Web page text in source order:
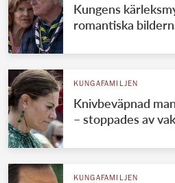
Kungens
romantiska
KUNGAFAMILJEN
Knivbeväpnad
– stoppades av
KUNGAFAMILJEN